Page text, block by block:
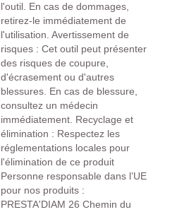
l'outil. En cas de dommages,
retirez-le immédiatement de
l'utilisation. Avertissement de
risques : Cet outil peut présenter
des risques de coupure,
d'écrasement ou d'autres
blessures. En cas de blessure,
consultez un médecin
immédiatement. Recyclage et
élimination : Respectez les
réglementations locales pour
l'élimination de ce produit
Personne responsable dans l’UE
pour nos produits :
PRESTA'DIAM 26 Chemin du